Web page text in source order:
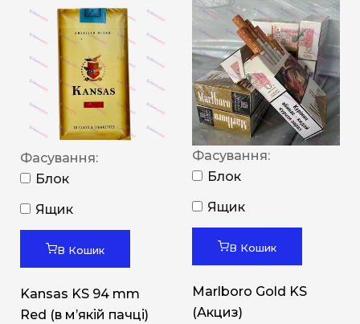
Фасування:
Блок
Ящик
В Кошик
Kansas KS 94 mm
Red (в мʼякій пачці)
Фасування:
Блок
Ящик
В Кошик
Marlboro Gold KS
(Акциз)